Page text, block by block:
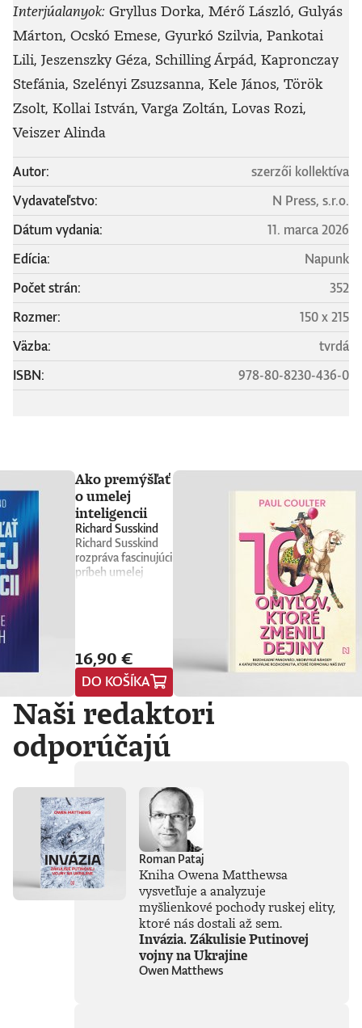
Interjúalanyok: Gryllus Dorka, Mérő László, Gulyás
Márton, Ocskó Emese, Gyurkó Szilvia, Pankotai
Lili, Jeszenszky Géza, Schilling Árpád, Kapronczay
Stefánia, Szelényi Zsuzsanna, Kele János, Török
Zsolt, Kollai István, Varga Zoltán, Lovas Rozi,
Veiszer Alinda
Autor:
szerzői kollektíva
Vydavateľstvo:
N Press, s.r.o.
Dátum vydania:
11. marca 2026
Edícia:
Napunk
Počet strán:
352
Rozmer:
150 x 215
Väzba:
tvrdá
ISBN:
978-80-8230-436-0
Ako premýšľať
o umelej
inteligencii
Richard Susskind
Richard Susskind
rozpráva fascinujúci
príbeh umelej
všetko, čo sme si o
nej doteraz mysleli.
Vyvádza umelú
inteligenciu z prísne
strážených
počítačových
laboratórií
technologických
každodenného
života. Od príchodu
systému ChatGPT
zaplavila verejnosť
vlna záujmu o AI,
no zároveň
zavládol zmätok.
Čo vlastne umelá
inteligencia dokáže
a kde sú jej limity?
Čo nás ešte len
čaká? Je pre ľudstvo
16,90 €
DO KOŠÍKA
Naši redaktori
odporúčajú
Roman Pataj
Kniha Owena Matthewsa
vysvetľuje a analyzuje
myšlienkové pochody ruskej elity,
ktoré nás dostali až sem.
Invázia. Zákulisie Putinovej
vojny na Ukrajine
Owen Matthews